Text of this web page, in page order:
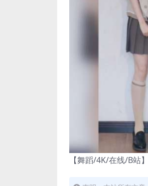
【舞蹈/4K/在线/B站